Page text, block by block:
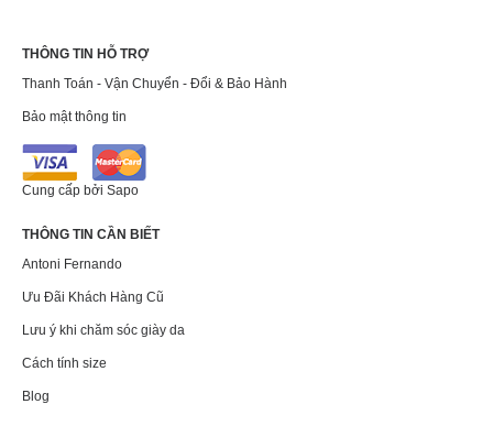
THÔNG TIN HỖ TRỢ
Thanh Toán - Vận Chuyển - Đổi & Bảo Hành
Bảo mật thông tin
Cung cấp bởi Sapo
THÔNG TIN CẦN BIẾT
Antoni Fernando
Ưu Đãi Khách Hàng Cũ
Lưu ý khi chăm sóc giày da
Cách tính size
Blog